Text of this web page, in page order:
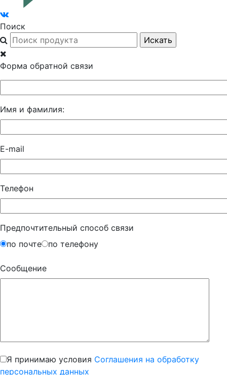
Поиск
Форма обратной связи
Имя и фамилия:
E-mail
Телефон
Предпочтительный способ связи
по почте
по телефону
Сообщение
Я принимаю условия Соглашения на обработку
персональных данных